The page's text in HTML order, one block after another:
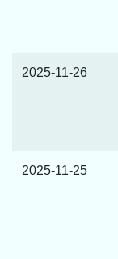
2025-11-26
2025-11-25